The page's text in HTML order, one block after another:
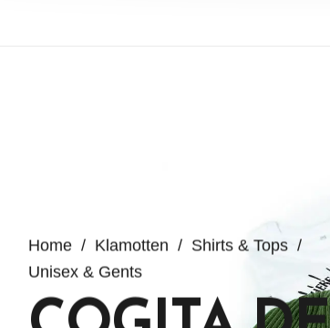
Home / Klamotten / Shirts & Tops /
Unisex & Gents